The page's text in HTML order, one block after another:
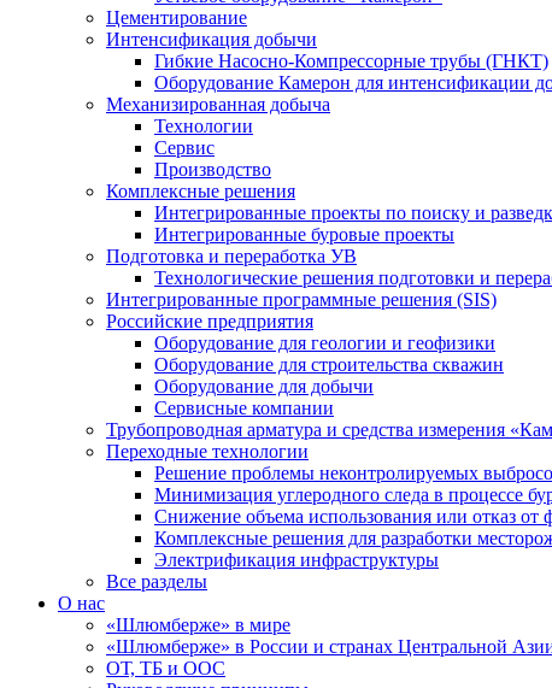
Цементирование
Интенсификация добычи
Гибкие Насосно-Компрессорные трубы (ГНКТ)
Оборудование Камерон для интенсификации
Механизированная добыча
Технологии
Сервис
Производство
Комплексные решения
Интегрированные проекты по поиску и
Интегрированные буровые проекты
Подготовка и переработка УВ
Технологические решения подготовки и
Интегрированные программные решения (SIS)
Российские предприятия
Оборудование для геологии и геофизики
Оборудование для строительства скважин
Оборудование для добычи
Сервисные компании
Трубопроводная арматура и средства измерения
Переходные технологии
Решение проблемы неконтролируемых
Минимизация углеродного следа в процессе
Снижение объема использования или отказ от
Комплексные решения для разработки
Электрификация инфраструктуры
Все разделы
О нас
«Шлюмберже» в мире
«Шлюмберже» в России и странах Центральной
ОТ, ТБ и ООС